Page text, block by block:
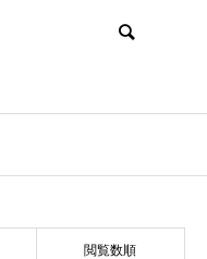
閲覧数順